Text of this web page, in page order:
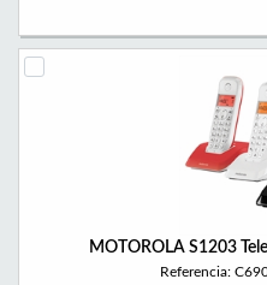
MOTOROLA S1203
Referencia: